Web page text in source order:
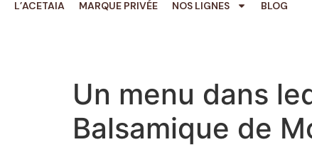
L’ACETAIA MARQUE PRIVÉE NOS LIGNES BLOG
Un menu dans
Balsamique de